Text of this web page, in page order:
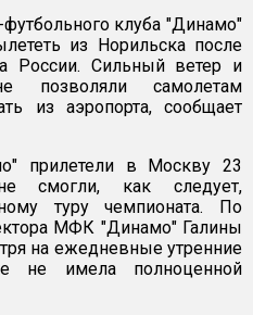
клуба "Динамо"
из Норильска после
России. Сильный ветер и
позволяли самолетам
из аэропорта, сообщает
прилетели в Москву 23
смогли, как следует,
туру чемпионата. По
МФК "Динамо" Галины
на ежедневные утренние
не имела полноценной